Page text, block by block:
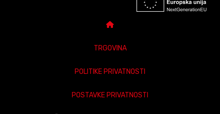
TRGOVINA
POLITIKE PRIVATNOSTI
POSTAVKE PRIVATNOSTI